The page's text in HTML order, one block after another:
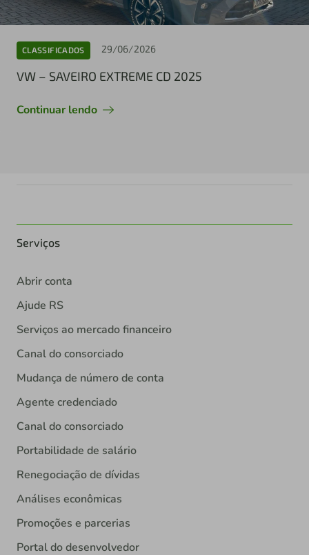
CLASSIFICADOS 29/06/2026
VW – SAVEIRO EXTREME CD 2025
Continuar lendo
Serviços
Abrir conta
Ajude RS
Serviços ao mercado financeiro
Canal do consorciado
Mudança de número de conta
Agente credenciado
Canal do consorciado
Portabilidade de salário
Renegociação de dívidas
Análises econômicas
Promoções e parcerias
Portal do desenvolvedor